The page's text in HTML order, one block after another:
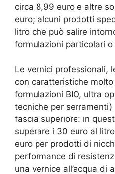
circa 8,99 euro e altre
euro; alcuni prodotti
litro che può salire
formulazioni particolari o
Le vernici professionali,
con caratteristiche
formulazioni BIO, ultra
tecniche per serramenti)
fascia superiore: in
superare i 30 euro al
euro per prodotti di
performance di
una vernice all’acqua di